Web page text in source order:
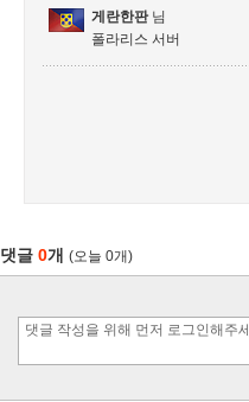
게란한판님
폴라리스 서버
댓글 0개 (오늘 0개)